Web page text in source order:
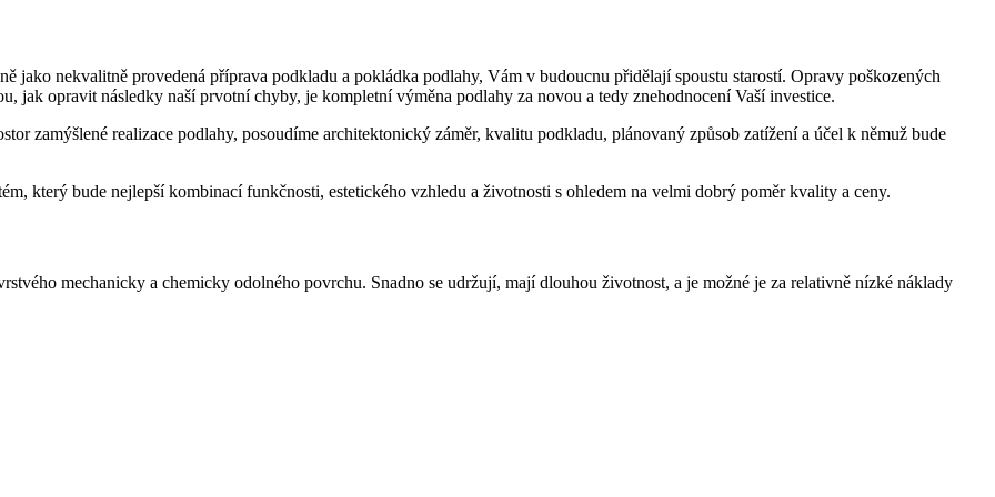
jako nekvalitně provedená příprava podkladu a pokládka podlahy, Vám v budoucnu přidělají spoustu starostí. Opravy poškozených
jak opravit následky naší prvotní chyby, je kompletní výměna podlahy za novou a tedy znehodnocení Vaší investice.
zamýšlené realizace podlahy, posoudíme architektonický záměr, kvalitu podkladu, plánovaný způsob zatížení a účel k němuž bude
který bude nejlepší kombinací funkčnosti, estetického vzhledu a životnosti s ohledem na velmi dobrý poměr kvality a ceny.
mechanicky a chemicky odolného povrchu. Snadno se udržují, mají dlouhou životnost, a je možné je za relativně nízké náklady